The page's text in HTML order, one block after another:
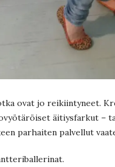
ovat jo reikiintyneet.
äitiysfarkut –
parhaiten palvellut